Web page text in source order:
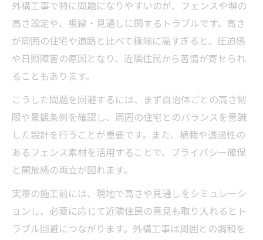
外構工事で特に問題になりやすいのが、フェンスや塀の
高さ設定や、視線・見通しに関するトラブルです。高さ
が周囲の住宅や道路と比べて極端に高すぎると、圧迫感
や日照障害の原因となり、近隣住民から苦情が寄せられ
ることもあります。
こうした問題を回避するには、まず自治体ごとの高さ制
限や景観条例を確認し、周囲の住宅とのバランスを意識
した設計を行うことが重要です。また、植栽や透過性の
あるフェンス素材を活用することで、プライバシー確保
と開放感の両立が図れます。
実際の施工前には、現地で高さや見通しをシミュレーシ
ョンし、必要に応じて近隣住民の意見も取り入れるとト
ラブル回避につながります。外構工事は周囲との調和を